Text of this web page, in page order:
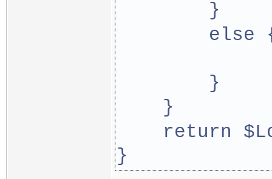
}
else
}
}
return
}